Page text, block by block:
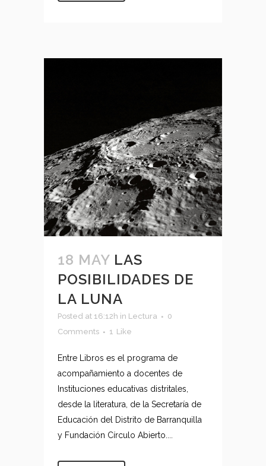
18 MAY LAS
POSIBILIDADES DE
LA LUNA
Posted at 16:12h in Lectura
0
Comments
1 Like
Entre Libros es el programa de
acompañamiento a docentes de
Instituciones educativas distritales,
desde la literatura, de la Secretaría de
Educación del Distrito de Barranquilla
y Fundación Círculo Abierto....